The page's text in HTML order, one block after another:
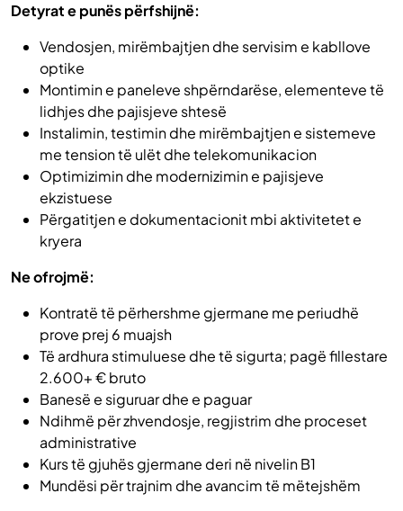
Detyrat e punës përfshijnë:
Vendosjen, mirëmbajtjen dhe servisim e kabllove
optike
Montimin e paneleve shpërndarëse, elementeve të
lidhjes dhe pajisjeve shtesë
Instalimin, testimin dhe mirëmbajtjen e sistemeve
me tension të ulët dhe telekomunikacion
Optimizimin dhe modernizimin e pajisjeve
ekzistuese
Përgatitjen e dokumentacionit mbi aktivitetet e
kryera
Ne ofrojmë:
Kontratë të përhershme gjermane me periudhë
prove prej 6 muajsh
Të ardhura stimuluese dhe të sigurta; pagë fillestare
2.600+ € bruto
Banesë e siguruar dhe e paguar
Ndihmë për zhvendosje, regjistrim dhe proceset
administrative
Kurs të gjuhës gjermane deri në nivelin B1
Mundësi për trajnim dhe avancim të mëtejshëm